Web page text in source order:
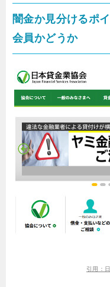
闇金か見分けるポ
会員かどうか
引用：